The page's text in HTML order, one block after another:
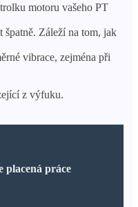
motoru vašeho PT
špatně. Záleží na tom, jak
vibrace, zejména při
z výfuku.
placená práce